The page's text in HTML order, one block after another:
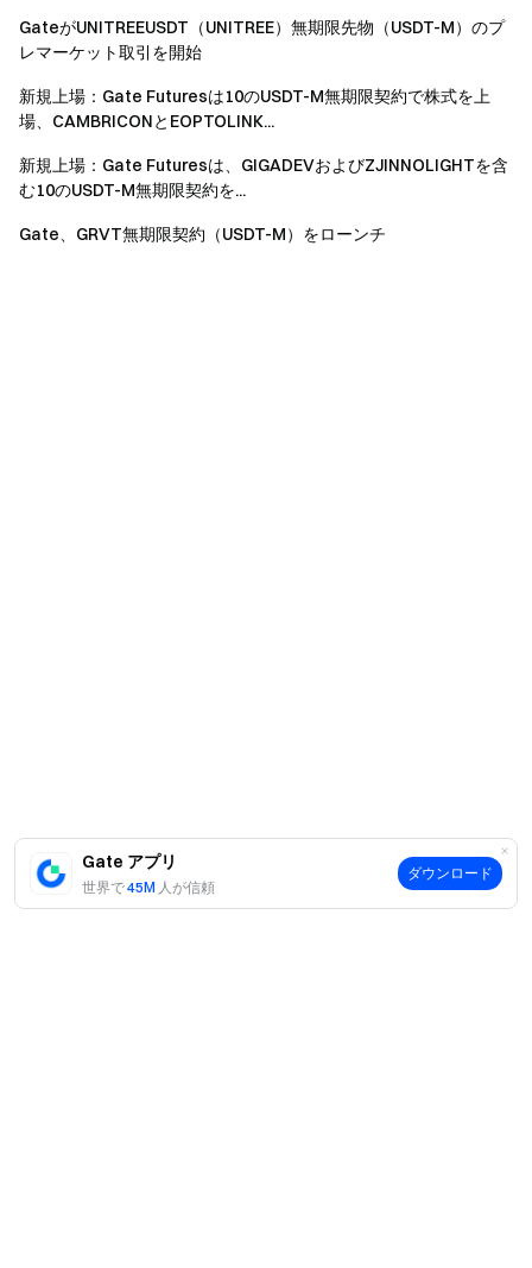
Gate アプリ
世界で45M 人が信頼
ダウンロード
GateがUNITREEUSDT（UNITREE）無期限先物（USDT-M）のプ
レマーケット取引を開始
新規上場：Gate Futuresは10のUSDT-M無期限契約で株式を上
場、CAMBRICONとEOPTOLINK...
新規上場：Gate Futuresは、GIGADEVおよびZJINNOLIGHTを含
む10のUSDT-M無期限契約を...
Gate、GRVT無期限契約（USDT-M）をローンチ